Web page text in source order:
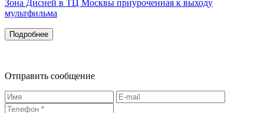
Зона Дисней в ТЦ Москвы приуроченная к выходу
мультфильма
Подробнее
Отправить сообщение